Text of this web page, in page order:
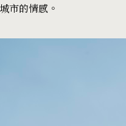
市的情感。